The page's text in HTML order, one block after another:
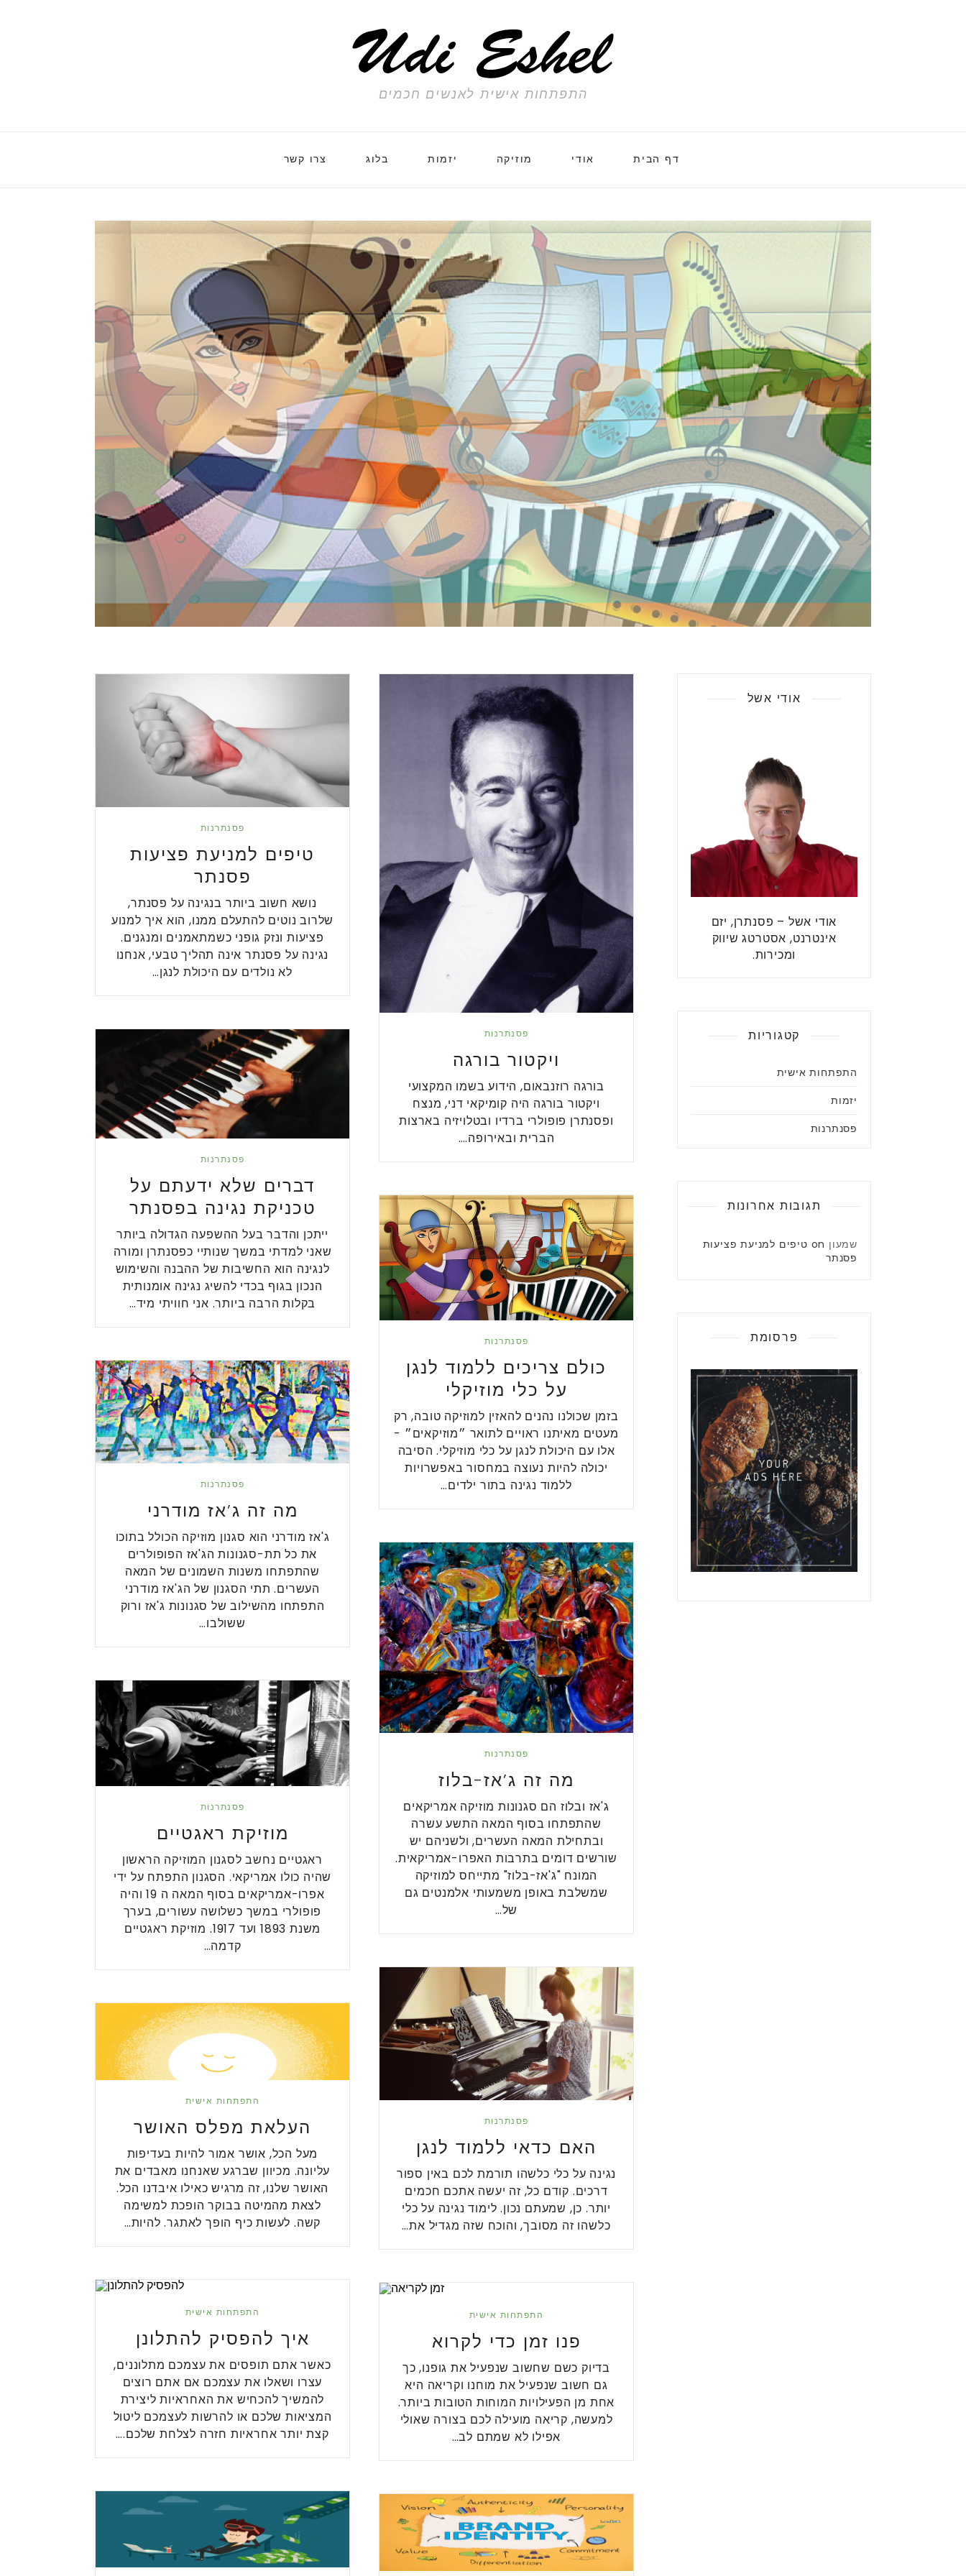
התפתחות אישית לאנשים חכמים
דף הבית אודי מוזיקה יזמות בלוג צרו קשר
משרה מול הכנסה פסיבית
פסנתרנות
טיפים למניעת פציעות
פסנתר
נושא חשוב ביותר בנגינה על פסנתר,
שלרוב נוטים להתעלם ממנו, הוא איך למנוע
פציעות ונזק גופני כשמתאמנים ומנגנים.
נגינה על פסנתר אינה תהליך טבעי, אנחנו
לא נולדים עם היכולת לנגן…
פסנתרנות
ויקטור בורגה
בורגה רוזנבאום, הידוע בשמו המקצועי
ויקטור בורגה היה קומיקאי דני, מנצח
ופסנתרן פופולרי ברדיו ובטלויזיה בארצות
הברית ובאירופה.…
פסנתרנות
דברים שלא ידעתם על
טכניקת נגינה בפסנתר
ייתכן והדבר בעל ההשפעה הגדולה ביותר
שאני למדתי במשך שנותיי כפסנתרן ומורה
לנגינה הוא החשיבות של ההבנה והשימוש
הנכון בגוף בכדי להשיג נגינה אומנותית
בקלות הרבה ביותר. אני חוויתי מיד…
פסנתרנות
כולם צריכים ללמוד לנגן
על כלי מוזיקלי
בזמן שכולנו נהנים להאזין למוזיקה טובה, רק
מעטים מאיתנו ראויים לתואר ״מוזיקאים״ -
אלו עם היכולת לנגן על כלי מוזיקלי. הסיבה
יכולה להיות נעוצה במחסור באפשרויות
ללמוד נגינה בתור ילדים…
פסנתרנות
מה זה ג’אז מודרני
ג'אז מודרני הוא סגנון מוזיקה הכולל בתוכו
את כל תת-סגנונות הג'אז הפופולרים
שהתפתחו משנות השמונים של המאה
העשרים. תתי הסגנון של הג'אז מודרני
התפתחו מהשילוב של סגנונות ג'אז ורוק
ששולבו…
פסנתרנות
מה זה ג’אז-בלוז
ג'אז ובלוז הם סגנונות מוזיקה אמריקאים
שהתפתחו בסוף המאה התשע עשרה
ובתחילת המאה העשרים, ולשניהם יש
שורשים דומים בתרבות האפרו-אמריקאית.
המונח "ג'אז-בלוז" מתייחס למוזיקה
שמשלבת באופן משמעותי אלמנטים גם
של…
פסנתרנות
מוזיקת ראגטיים
ראגטיים נחשב לסגנון המוזיקה הראשון
שהיה כולו אמריקאי. הסגנון התפתח על ידי
אפרו-אמריקאים בסוף המאה ה 19 והיה
פופולרי במשך כשלושה עשורים, בערך
משנת 1893 ועד 1917. מוזיקת ראגטיים
קדמה…
פסנתרנות
האם כדאי ללמוד לנגן
נגינה על כלי כלשהו תורמת לכם באין ספור
דרכים. קודם כל, זה יעשה אתכם חכמים
יותר. כן, שמעתם נכון. לימוד נגינה על כלי
כלשהו זה מסובך, והוכח שזה מגדיל את…
התפתחות אישית
העלאת מפלס האושר
מעל הכל, אושר אמור להיות בעדיפות
עליונה. מכיוון שברגע שאנחנו מאבדים את
האושר שלנו, זה מרגיש כאילו איבדנו הכל.
לצאת מהמיטה בבוקר הופכת למשימה
קשה. לעשות כיף הופך לאתגר. להיות…
התפתחות אישית
איך להפסיק להתלונן
כאשר אתם תופסים את עצמכם מתלוננים,
עצרו ושאלו את עצמכם אם אתם רוצים
להמשיך להכחיש את האחראיות ליצירת
המציאות שלכם או להרשות לעצמכם ליטול
קצת יותר אחראיות חזרה לצלחת שלכם.…
התפתחות אישית
פנו זמן כדי לקרוא
בדיוק כשם שחשוב שנפעיל את גופנו, כך
גם חשוב שנפעיל את מוחנו וקריאה היא
אחת מן הפעילויות המוחות הטובות ביותר.
למעשה, קריאה מועילה לכם בצורה שאולי
אפילו לא שמתם לב…
אודי אשל
אודי אשל – פסנתרן, יזם
אינטרנט, אסטרטג שיווק
ומכירות.
קטגוריות
התפתחות אישית
יזמות
פסנתרנות
תגובות אחרונות
שמעון
טיפים למניעת פציעות
פסנתר
פרסומת